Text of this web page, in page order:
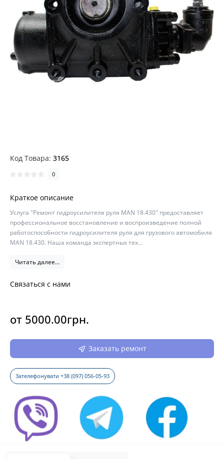
Код Товара: 3165
0
Краткое описание
Услуга "Ремонт гидроусилителя руля MAN 18.430" предоставляет
профессиональное восстановление и воспроизведение полной
работоспособности гидроусилителя руля для грузового автомобиля
MAN 18.430. Наша команда экспертных тех...
Читать далее...
Связаться с нами
от 5000.00грн.
Заказать ремонт
Зателефонувати +38 (097) 056-05-93